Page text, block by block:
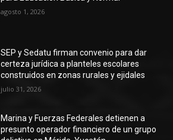
agosto 1, 2026
SEP y Sedatu firman convenio para dar
certeza jurídica a planteles escolares
construidos en zonas rurales y ejidales
julio 31, 2026
Marina y Fuerzas Federales detienen a
presunto operador financiero de un grupo